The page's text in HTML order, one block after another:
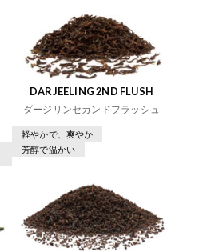
DARJEELING 2ND FLUSH
ダージリンセカンドフラッシュ
軽やかで、爽やか
芳醇で温かい